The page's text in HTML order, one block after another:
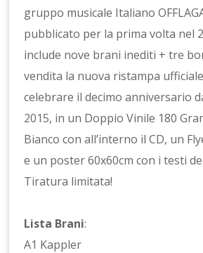
gruppo musicale Italiano
pubblicato per la prima volta nel
include nove brani inediti + tre
vendita la nuova ristampa
celebrare il decimo anniversario
2015, in un Doppio Vinile 180
Bianco con all’interno il CD, un
e un poster 60x60cm con i testi
Tiratura limitata!
Lista Brani:
A1 Kappler